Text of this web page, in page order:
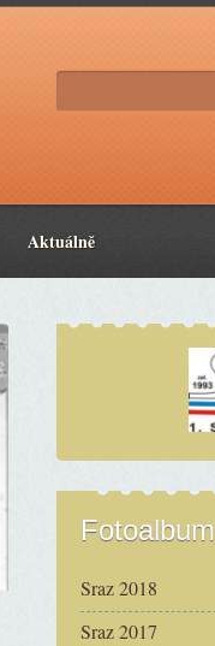
Aktuálně
Fotoalbum
Sraz 2018
Sraz 2017